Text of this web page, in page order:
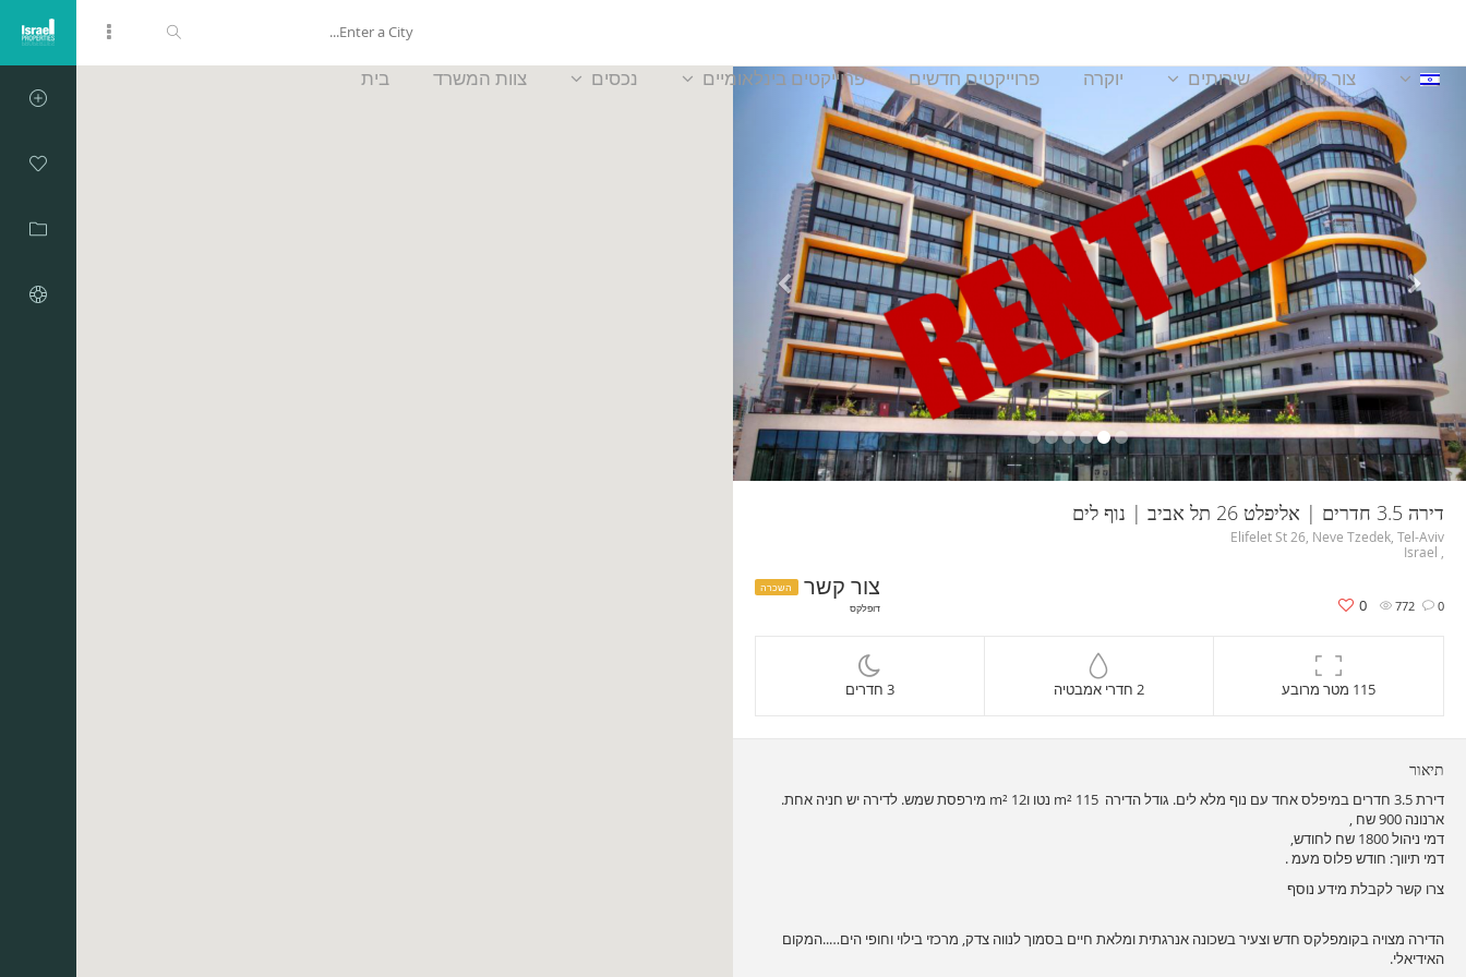
בית צוות המשרד נכסים פרוייקטים בינלאומיים פרוייקטים חדשים יוקרה שירותים צור קשר
דירה 3.5 חדרים | אליפלט 26 תל אביב | נוף לים
Elifelet St 26, Neve Tzedek, Tel-Aviv
צור קשר השכרה
דופלקס
772 0
0
3 חדרים 2 חדרי אמבטיה 115 מטר מרובע
תיאור
דירת 3.5 חדרים במיפלס אחד עם נוף מלא לים. גודל הדירה 115 m² נטו ו12 m² מירפסת שמש. לדירה יש חניה אחת.
ארנונה 900 שח ,
דמי ניהול 1800 שח לחודש,
דמי תיווך: חודש פלוס מעמ .
צרו קשר לקבלת מידע נוסף
הדירה מצויה בקומפלקס חדש וצעיר בשכונה אנרגתית ומלאת חיים בסמוך לנווה צדק, מרכזי בילוי וחופי הים…..המקום
האידיאלי.